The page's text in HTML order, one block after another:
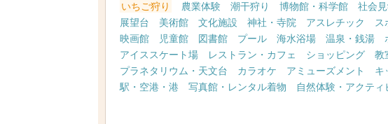
いちご狩り
農業体験 潮干狩り 博物館・科学館 社会
展望台
美術館 文化施設 神社・寺院 アスレチック ス
映画館
児童館 図書館 プール 海水浴場 温泉・銭湯
アイススケート場
レストラン・カフェ ショッピング 教
プラネタリウム・天文台
カラオケ アミューズメント キ
駅・空港・港
写真館・レンタル着物 自然体験・アクティ